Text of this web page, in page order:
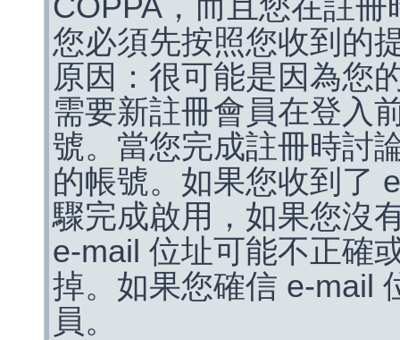
COPPA，而且您在註
您必須先按照您收到的
原因：很可能是因為您
需要新註冊會員在登入
號。當您完成註冊時討
的帳號。如果您收到了
驟完成啟用，如果您沒
e-mail 位址可能不正確
掉。如果您確信 e-mail
員。